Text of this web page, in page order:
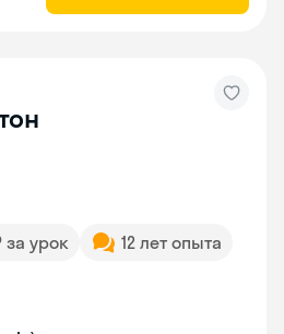
за урок 12 лет опыта